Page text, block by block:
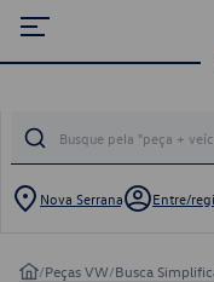
Nova Serrana Entre/
/Peças VW/Busca